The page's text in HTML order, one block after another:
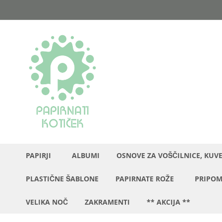
na
PAPIRJI ALBUMI OSNOVE ZA VOŠČILNICE,
PLASTIČNE ŠABLONE PAPIRNATE ROŽE
VELIKA NOČ ZAKRAMENTI ** AKCIJA **